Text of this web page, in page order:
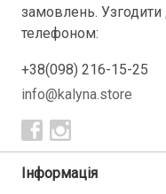
замовлень.
телефоном:
+38(098) 216-15-25
info@kalyna.store
Інформація